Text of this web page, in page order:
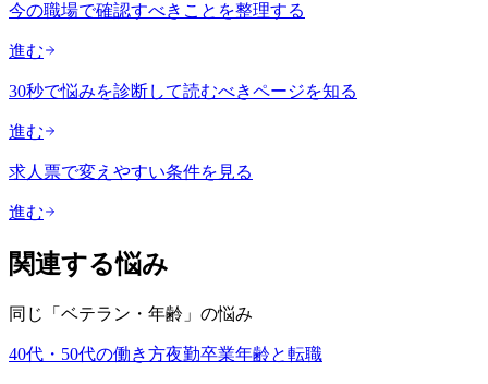
今の職場で確認すべきことを整理する
進む
30秒で悩みを診断して読むべきページを知る
進む
求人票で変えやすい条件を見る
進む
関連する悩み
同じ「 ベテラン・年齢 」の悩み
40代・50代の働き方夜勤卒業年齢と転職